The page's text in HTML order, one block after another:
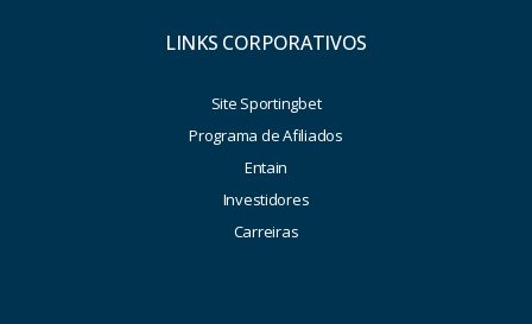
LINKS CORPORATIVOS
Site Sportingbet
Programa de Afiliados
Entain
Investidores
Carreiras